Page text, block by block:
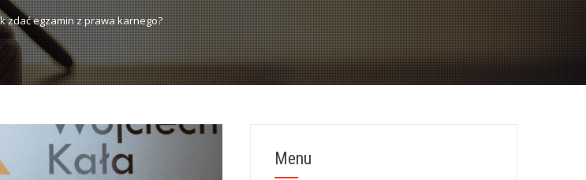
zdać egzamin z prawa karnego?
Menu